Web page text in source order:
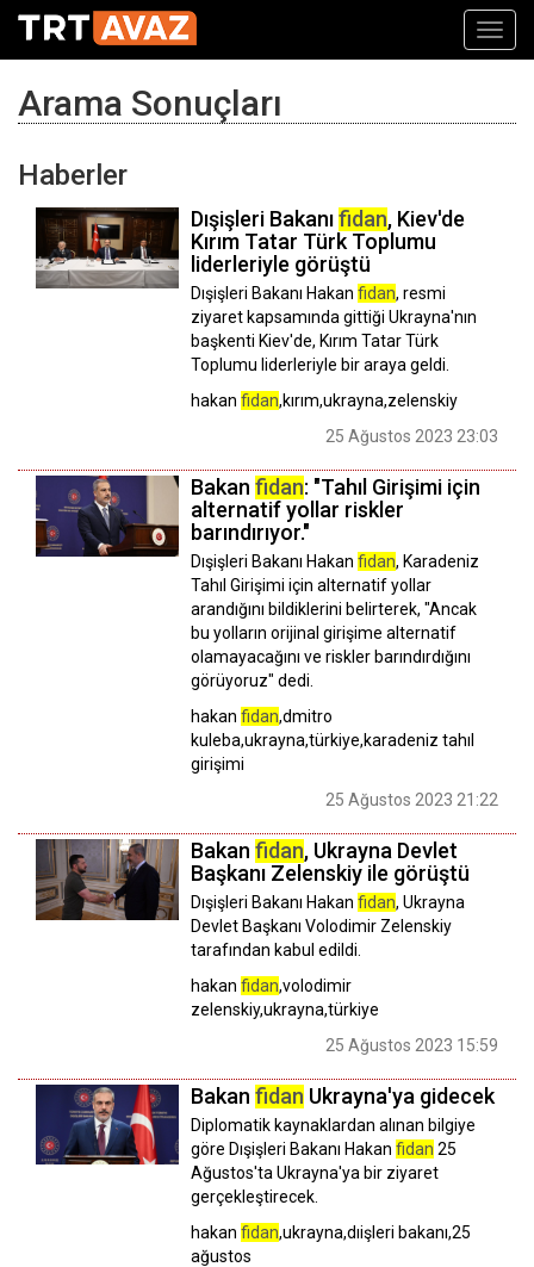
Arama Sonuçları
Haberler
Dışişleri Bakanıfidan, Kiev'de
Kırım Tatar Türk Toplumu
liderleriyle görüştü
Dışişleri Bakanı Hakan fidan, resmi
ziyaret kapsamında gittiği Ukrayna'nın
başkenti Kiev'de, Kırım Tatar Türk
Toplumu liderleriyle bir araya geldi.
hakan fidan,kırım,ukrayna,zelenskiy
25 Ağustos 2023 23:03
Bakan fidan: "Tahıl Girişimi için
alternatif yollar riskler
barındırıyor."
Dışişleri Bakanı Hakan fidan, Karadeniz
Tahıl Girişimi için alternatif yollar
arandığını bildiklerini belirterek, "Ancak
bu yolların orijinal girişime alternatif
olamayacağını ve riskler barındırdığını
görüyoruz" dedi.
hakan fidan,dmitro
kuleba,ukrayna,türkiye,karadeniz tahıl
girişimi
25 Ağustos 2023 21:22
Bakan fidan, Ukrayna Devlet
Başkanı Zelenskiy ile görüştü
Dışişleri Bakanı Hakan fidan, Ukrayna
Devlet Başkanı Volodimir Zelenskiy
tarafından kabul edildi.
hakan fidan,volodimir
zelenskiy,ukrayna,türkiye
25 Ağustos 2023 15:59
Bakan fidan Ukrayna'ya gidecek
Diplomatik kaynaklardan alınan bilgiye
göre Dışişleri Bakanı Hakan fidan 25
Ağustos'ta Ukrayna'ya bir ziyaret
gerçekleştirecek.
hakan fidan,ukrayna,dıişleri bakanı,25
ağustos